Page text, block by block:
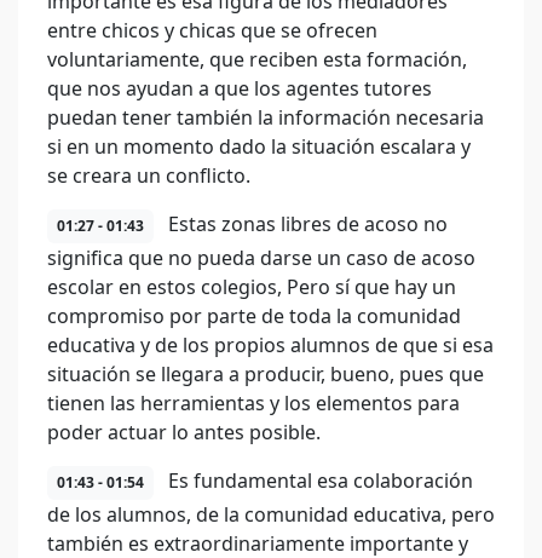
entre chicos y chicas que se ofrecen
voluntariamente, que reciben esta formación,
que nos ayudan a que los agentes tutores
puedan tener también la información necesaria
si en un momento dado la situación escalara y
se creara un conflicto.
01:27 - 01:43
Estas zonas libres de acoso no
significa que no pueda darse un caso de acoso
escolar en estos colegios, Pero sí que hay un
compromiso por parte de toda la comunidad
educativa y de los propios alumnos de que si esa
situación se llegara a producir, bueno, pues que
tienen las herramientas y los elementos para
poder actuar lo antes posible.
01:43 - 01:54
Es fundamental esa colaboración
de los alumnos, de la comunidad educativa, pero
también es extraordinariamente importante y